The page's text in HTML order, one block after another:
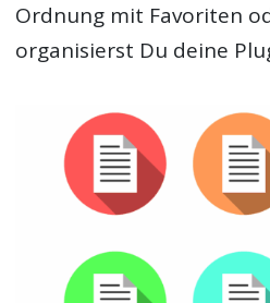
Ordnung mit Favoriten
organisierst Du deine